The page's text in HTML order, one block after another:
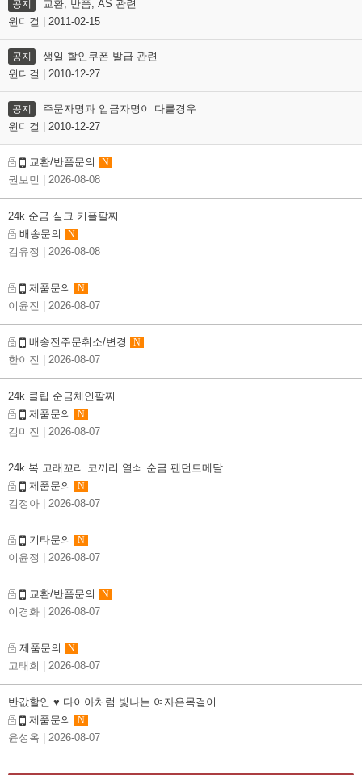
공지
교환, 반품, AS 관련
윈디걸 | 2011-02-15
공지
생일 할인쿠폰 발급 관련
윈디걸 | 2010-12-27
공지
주문자명과 입금자명이 다를경우
윈디걸 | 2010-12-27
교환/반품문의 N
권보민 | 2026-08-08
24k 순금 실크 커플팔찌
배송문의
N
김유정 | 2026-08-08
제품문의 N
이윤진 | 2026-08-07
배송전주문취소/변경 N
한이진 | 2026-08-07
24k 클립 순금체인팔찌
제품문의
N
김미진 | 2026-08-07
24k 복 고래꼬리 코끼리 열쇠 순금 펜던트메달
제품문의
N
김정아 | 2026-08-07
기타문의 N
이윤정 | 2026-08-07
교환/반품문의 N
이경화 | 2026-08-07
제품문의 N
고태희 | 2026-08-07
반값할인 ♥ 다이아처럼 빛나는 여자은목걸이
제품문의
N
윤성옥 | 2026-08-07